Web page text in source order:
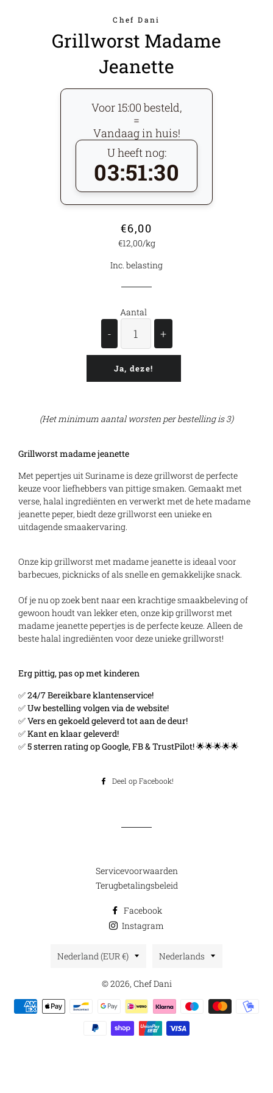
Chef Dani
Grillworst Madame
Jeanette
Voor 15:00 besteld,
=
Vandaag in huis!
U heeft nog:
03:51:30
Normale
prijs
Aanbiedingsprijs
€6,00
Prijs
€12,00/per
kg
Inc. belasting
Aantal
- +
Ja, deze!
(Het minimum aantal worsten per bestelling is 3)
Grillworst madame jeanette
Met pepertjes uit Suriname is deze grillworst de perfecte
keuze voor liefhebbers van pittige smaken. Gemaakt met
verse, halal ingrediënten en verwerkt met de hete madame
jeanette peper, biedt deze grillworst een unieke en
uitdagende smaakervaring.
Onze kip grillworst met madame jeanette is ideaal voor
barbecues, picknicks of als snelle en gemakkelijke snack.
Of je nu op zoek bent naar een krachtige smaakbeleving of
gewoon houdt van lekker eten, onze kip grillworst met
madame jeanette pepertjes is de perfecte keuze. Alleen de
beste halal ingrediënten voor deze unieke grillworst!
Erg pittig, pas op met kinderen
✅ 24/7 Bereikbare klantenservice!
✅ Uw bestelling volgen via de website!
✅ Vers en gekoeld geleverd tot aan de deur!
✅ Kant en klaar geleverd!
✅ 5 sterren rating op Google, FB & TrustPilot! 🌟🌟🌟🌟🌟
Deel op Facebook!
Servicevoorwaarden
Terugbetalingsbeleid
Facebook
Instagram
Land/regio
Nederland (EUR €) Taal
Nederlands
© 2026, Chef Dani
Betaalmethoden